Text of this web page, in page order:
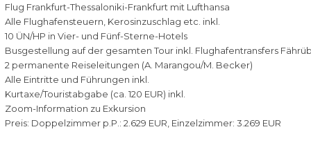
Flug Frankfurt-Thessaloniki-Frankfurt mit Lufthansa
Alle Flughafensteuern, Kerosinzuschlag etc. inkl.
10 ÜN/HP in Vier- und Fünf-Sterne-Hotels
Busgestellung auf der gesamten Tour inkl. Flughafentransfers
2 permanente Reiseleitungen (A. Marangou/M. Becker)
Alle Eintritte und Führungen inkl.
Kurtaxe/Touristabgabe (ca. 120 EUR) inkl.
Zoom-Information zu Exkursion
Preis: Doppelzimmer p.P.: 2.629 EUR, Einzelzimmer: 3.269 EUR